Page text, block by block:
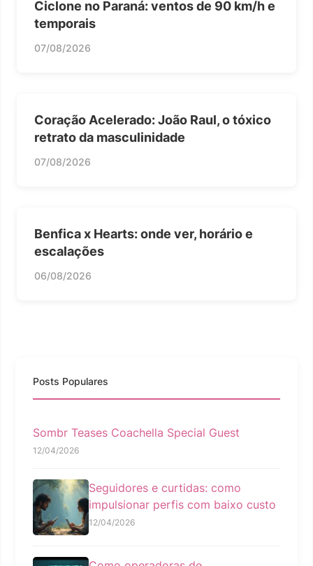
Ciclone no Paraná: ventos de 90 km/h e
temporais
07/08/2026
Coração Acelerado: João Raul, o tóxico
retrato da masculinidade
07/08/2026
Benfica x Hearts: onde ver, horário e
escalações
06/08/2026
Posts Populares
Sombr Teases Coachella Special Guest
12/04/2026
Seguidores e curtidas: como
impulsionar perfis com baixo custo
12/04/2026